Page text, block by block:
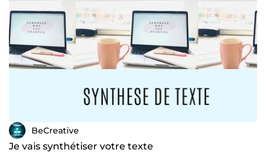
BeCreative
Je vais synthétiser votre texte